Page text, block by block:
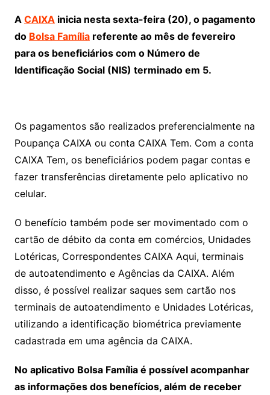
A CAIXAinicia nesta sexta-feira (20), o pagamento
do Bolsa Famíliareferente ao mês de fevereiro
para os beneficiários com o Número de
Identificação Social (NIS) terminado em 5.
Os pagamentos são realizados preferencialmente na
Poupança CAIXA ou conta CAIXA Tem. Com a conta
CAIXA Tem, os beneficiários podem pagar contas e
fazer transferências diretamente pelo aplicativo no
celular.
O benefício também pode ser movimentado com o
cartão de débito da conta em comércios, Unidades
Lotéricas, Correspondentes CAIXA Aqui, terminais
de autoatendimento e Agências da CAIXA. Além
disso, é possível realizar saques sem cartão nos
terminais de autoatendimento e Unidades Lotéricas,
utilizando a identificação biométrica previamente
cadastrada em uma agência da CAIXA.
No aplicativo Bolsa Família é possível acompanhar
as informações dos benefícios, além de receber